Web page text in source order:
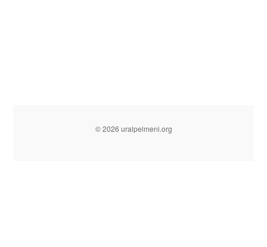
© 2026 uralpelmeni.org